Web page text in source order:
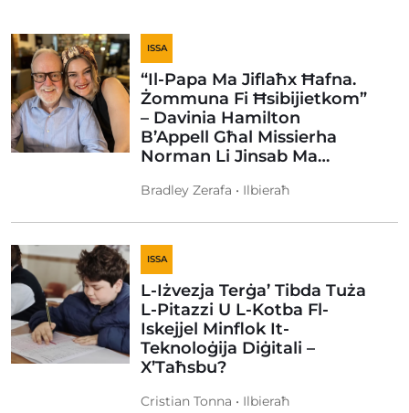
ISSA
“Il-Papa Ma Jiflaħx Ħafna.
Żommuna Fi Ħsibijietkom”
– Davinia Hamilton
B’Appell Għal Missierha
Norman Li Jinsab Ma…
Bradley Zerafa • Ilbieraħ
ISSA
L-Iżvezja Terġa’ Tibda Tuża
L-Pitazzi U L-Kotba Fl-
Iskejjel Minflok It-
Teknoloġija Diġitali –
X’Taħsbu?
Cristian Tonna • Ilbieraħ